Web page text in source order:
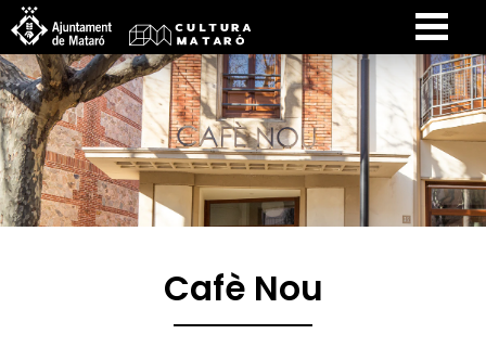
Cafè Nou